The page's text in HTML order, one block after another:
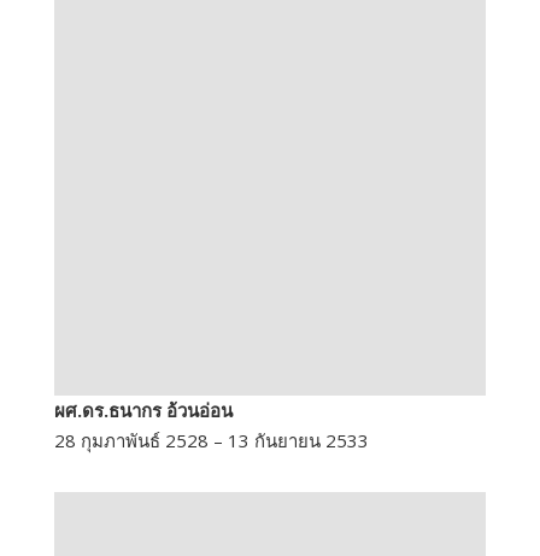
ผศ.ดร.ธนากร อ้วนอ่อน
28 กุมภาพันธ์ 2528 – 13 กันยายน 2533